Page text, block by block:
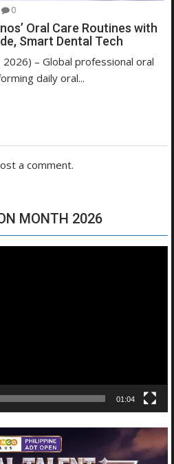
0
Oral Care Routines with
Smart Dental Tech
2026) – Global professional oral
daily oral...
a comment.
MONTH 2026
01:04